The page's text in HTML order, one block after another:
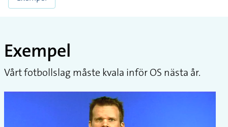
Exempel
Vårt fotbollslag måste kvala inför OS nästa år.